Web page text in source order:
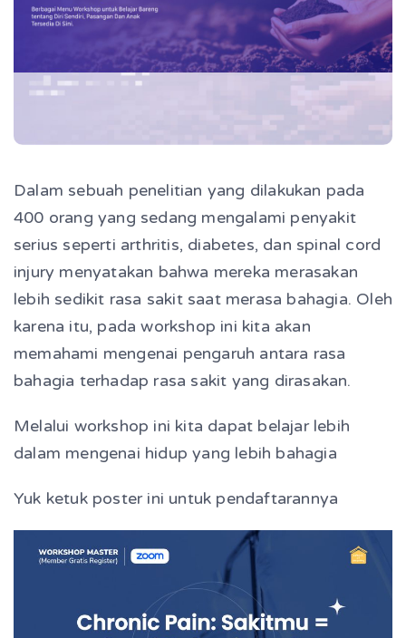
Dalam sebuah penelitian yang dilakukan pada
400 orang yang sedang mengalami penyakit
serius seperti arthritis, diabetes, dan spinal cord
injury menyatakan bahwa mereka merasakan
lebih sedikit rasa sakit saat merasa bahagia. Oleh
karena itu, pada workshop ini kita akan
memahami mengenai pengaruh antara rasa
bahagia terhadap rasa sakit yang dirasakan.
Melalui workshop ini kita dapat belajar lebih
dalam mengenai hidup yang lebih bahagia
Yuk ketuk poster ini untuk pendaftarannya